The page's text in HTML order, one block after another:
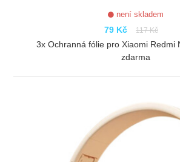
není skladem
79 Kč 117 Kč
3x Ochranná fólie pro Xiaomi Redmi
zdarma